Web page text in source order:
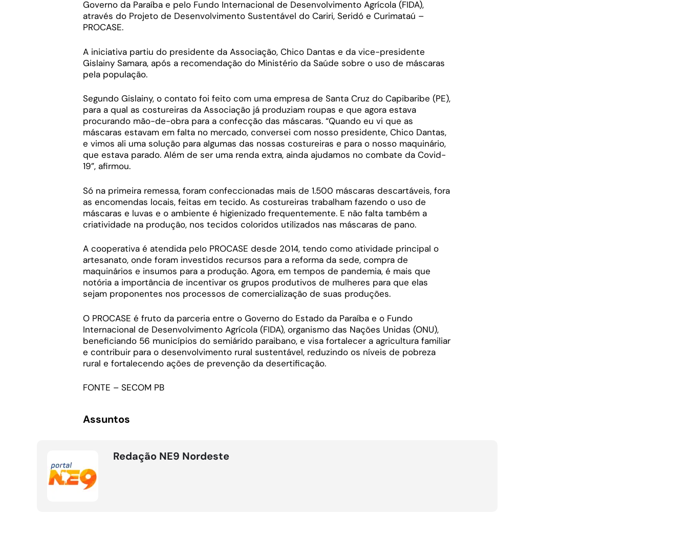
Governo da Paraíba e pelo Fundo Internacional de Desenvolvimento Agrícola (FIDA),
através do Projeto de Desenvolvimento Sustentável do Cariri, Seridó e Curimataú –
PROCASE.
A iniciativa partiu do presidente da Associação, Chico Dantas e da vice-presidente
Gislainy Samara, após a recomendação do Ministério da Saúde sobre o uso de máscaras
pela população.
Segundo Gislainy, o contato foi feito com uma empresa de Santa Cruz do Capibaribe (PE),
para a qual as costureiras da Associação já produziam roupas e que agora estava
procurando mão-de-obra para a confecção das máscaras. “Quando eu vi que as
máscaras estavam em falta no mercado, conversei com nosso presidente, Chico Dantas,
e vimos ali uma solução para algumas das nossas costureiras e para o nosso maquinário,
que estava parado. Além de ser uma renda extra, ainda ajudamos no combate da Covid-
19”, afirmou.
Só na primeira remessa, foram confeccionadas mais de 1.500 máscaras descartáveis, fora
as encomendas locais, feitas em tecido. As costureiras trabalham fazendo o uso de
máscaras e luvas e o ambiente é higienizado frequentemente. E não falta também a
criatividade na produção, nos tecidos coloridos utilizados nas máscaras de pano.
A cooperativa é atendida pelo PROCASE desde 2014, tendo como atividade principal o
artesanato, onde foram investidos recursos para a reforma da sede, compra de
maquinários e insumos para a produção. Agora, em tempos de pandemia, é mais que
notória a importância de incentivar os grupos produtivos de mulheres para que elas
sejam proponentes nos processos de comercialização de suas produções.
O PROCASE é fruto da parceria entre o Governo do Estado da Paraíba e o Fundo
Internacional de Desenvolvimento Agrícola (FIDA), organismo das Nações Unidas (ONU),
beneficiando 56 municípios do semiárido paraibano, e visa fortalecer a agricultura familiar
e contribuir para o desenvolvimento rural sustentável, reduzindo os níveis de pobreza
rural e fortalecendo ações de prevenção da desertificação.
FONTE – SECOM PB
Assuntos
Redação NE9 Nordeste